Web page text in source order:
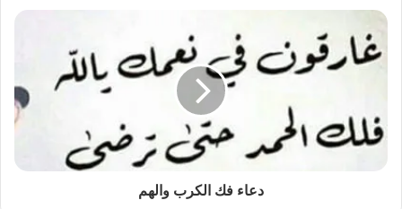
دعاء فك الكرب والهم